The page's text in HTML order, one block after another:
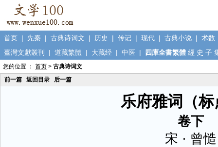
首页 | 先秦 | 古典诗词文 | 历史 | 传记 | 现代 | 古典小说 | 术数
臺灣文獻叢刊
| 道藏繁體 | 大藏经 | 中医 | 四庫全書繁體 經 史 子
您的位置 ： 首页 > 古典诗词文
前一篇
返回目录 后一篇
乐府雅词（
卷下
宋 · 曾慥